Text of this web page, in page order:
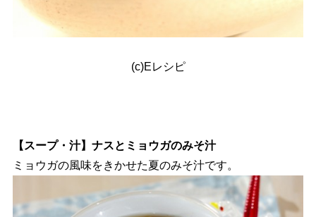
(c)Eレシピ
【スープ・汁】ナスとミョウガのみそ汁
ミョウガの風味をきかせた夏のみそ汁です。